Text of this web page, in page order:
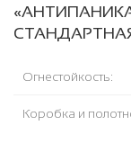
Огнестойкость:
Коробка и